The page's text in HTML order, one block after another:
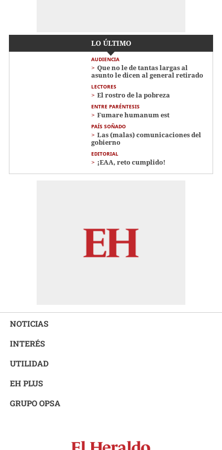
LO ÚLTIMO
AUDIENCIA
Que no le de tantas largas al
asunto le dicen al general retirado
LECTORES
El rostro de la pobreza
ENTRE PARÉNTESIS
Fumare humanum est
PAÍS SOÑADO
Las (malas) comunicaciones del
gobierno
EDITORIAL
¡EAA, reto cumplido!
NOTICIAS
INTERÉS
UTILIDAD
EH PLUS
GRUPO OPSA